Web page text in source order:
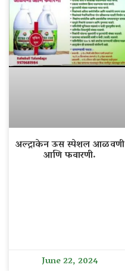
अल्ट्राकेन ऊस स्पेशल आळवणी
आणि फवारणी.
June 22, 2024